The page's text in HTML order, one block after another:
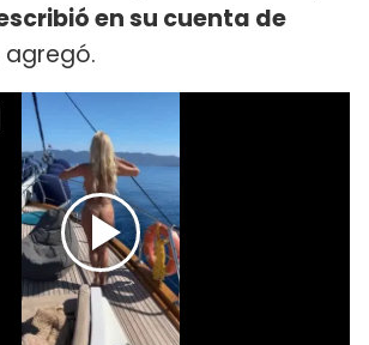
en su cuenta de
agregó.